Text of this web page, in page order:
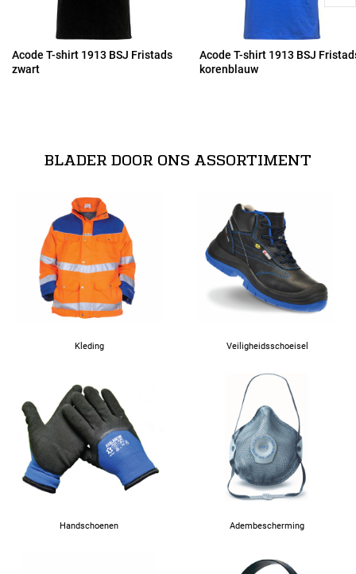
3XL
Acode T-shirt 1913 BSJ Fristads
zwart
Acode T-shirt 1913 BSJ
korenblauw
BLADER DOOR ONS ASSORTIMENT
Kleding Veiligheidsschoeisel
Handschoenen Adembescherming